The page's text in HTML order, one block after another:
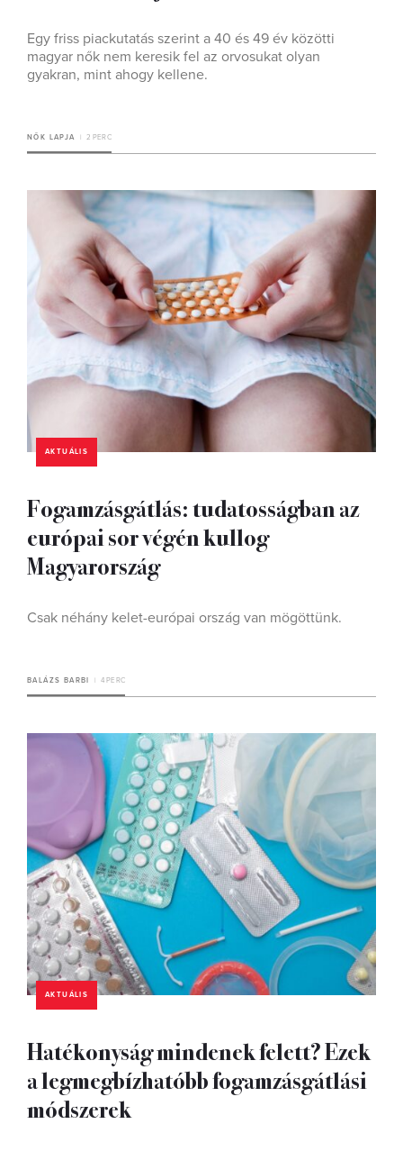
Egy friss piackutatás szerint a 40 és 49 év közötti
magyar nők nem keresik fel az orvosukat olyan
gyakran, mint ahogy kellene.
NŐK LAPJA 2 PERC
AKTUÁLIS
Fogamzásgátlás: tudatosságban az
európai sor végén kullog
Magyarország
Csak néhány kelet-európai ország van mögöttünk.
BALÁZS BARBI 4 PERC
AKTUÁLIS
Hatékonyság mindenek felett? Ezek
a legmegbízhatóbb fogamzásgátlási
módszerek